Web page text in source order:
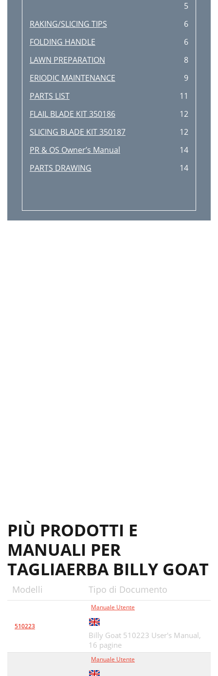
5
RAKING/SLICING TIPS
6
FOLDING HANDLE
6
LAWN PREPARATION
8
ERIODIC MAINTENANCE
9
PARTS LIST
11
FLAIL BLADE KIT 350186
12
SLICING BLADE KIT 350187
12
PR & OS Owner’s Manual
14
PARTS DRAWING
14
PIÙ PRODOTTI E
MANUALI PER
TAGLIAERBA BILLY GOAT
Modelli Tipo di Documento
510223
Manuale Utente
Billy Goat 510223 User's Manual,
16 pagine
Manuale Utente